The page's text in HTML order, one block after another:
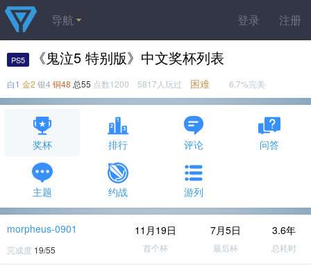
登录 注册
导航
PS5 《鬼泣5 特别版》中文奖杯列表
白1 金2 银4 铜48 总55 点数1200 5817人玩过 困难 6.7%完美
奖杯 排行 评论 问答
主题 约战 游列
morpheus-0901
完成度 19/55
11月19日
首个杯
7月5日
最后杯
3.6年
总耗时